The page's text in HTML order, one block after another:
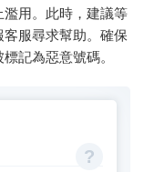
用。此時，建議等
服尋求幫助。確保
記為惡意號碼。